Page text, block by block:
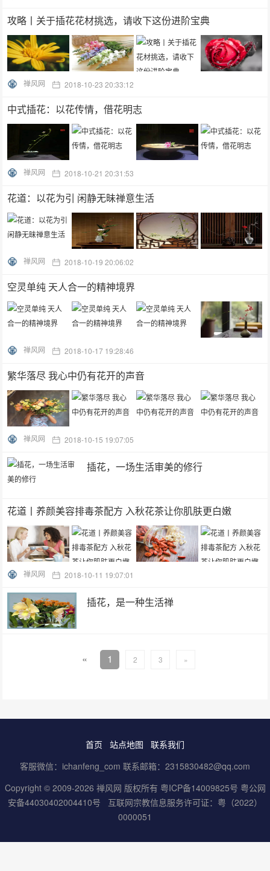
攻略丨关于插花花材挑选，请收下这份进阶宝典
禅风网 2018-10-23 20:33:12
中式插花：以花传情，借花明志
禅风网 2018-10-21 20:31:53
花道：以花为引 闲静无昧禅意生活
禅风网 2018-10-19 20:06:02
空灵单纯 天人合一的精神境界
禅风网 2018-10-17 19:28:46
繁华落尽 我心中仍有花开的声音
禅风网 2018-10-15 19:07:05
插花，一场生活审美的修行
花道丨养颜美容排毒茶配方 入秋花茶让你肌肤更白嫩
禅风网 2018-10-11 19:07:01
插花，是一种生活禅
« 1 2 3 »
首页 站点地图
联系我们
客服微信：ichanfeng_com 联系邮箱：2315830482@qq.com
Copyright © 2009-2026 禅风网 版权所有 粤ICP备14009825号 粤公网
安备44030402004410号
互联网宗教信息服务许可证：粤（2022）
0000051